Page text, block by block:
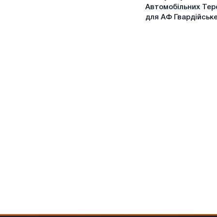
Обслуговування
Автомобільних
Терезів
Автомобільних
для АФ